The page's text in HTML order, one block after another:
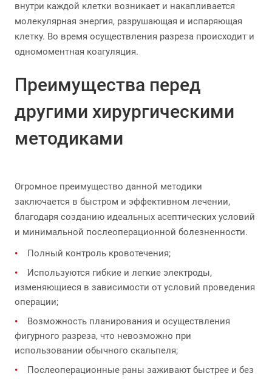
внутри каждой клетки возникает и накапливается
молекулярная энергия, разрушающая и испаряющая
клетку. Во время осуществления разреза происходит и
одномоментная коагуляция.
Преимущества перед
другими хирургическими
методиками
Огромное преимущество данной методики
заключается в быстром и эффективном лечении,
благодаря созданию идеальных асептических условий
и минимальной послеоперационной болезненности.
Полный контроль кровотечения;
Используются гибкие и легкие электроды,
изменяющиеся в зависимости от условий проведения
операции;
Возможность планирования и осуществления
фигурного разреза, что невозможно при
использовании обычного скальпеля;
Послеоперационные раны заживают быстрее и без